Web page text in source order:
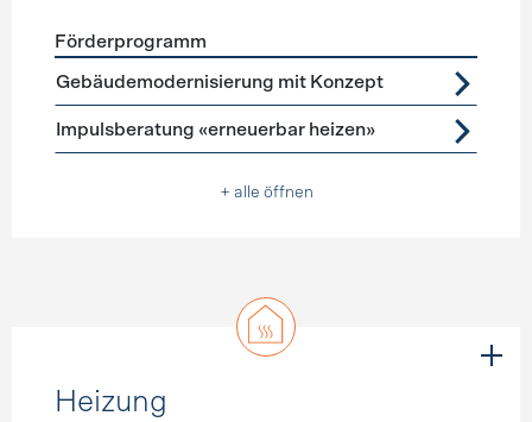
Förderprogramme Beratung
Förderprogramm
Gebäudemodernisierung mit Konzept
Impulsberatung «erneuerbar heizen»
+ alle öffnen
Heizung